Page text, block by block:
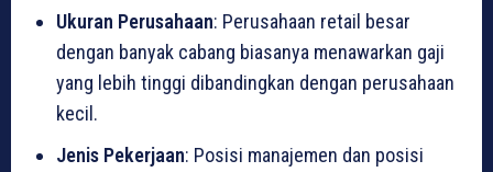
Ukuran Perusahaan: Perusahaan retail besar
dengan banyak cabang biasanya menawarkan gaji
yang lebih tinggi dibandingkan dengan perusahaan
kecil.
Jenis Pekerjaan: Posisi manajemen dan posisi